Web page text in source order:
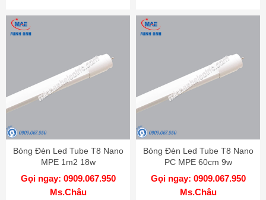
Bóng Đèn Led Tube T8 Nano
MPE 1m2 18w
Gọi ngay: 0909.067.950
Ms.Châu
Bóng Đèn Led Tube T8 Nano
PC MPE 60cm 9w
Gọi ngay: 0909.067.950
Ms.Châu